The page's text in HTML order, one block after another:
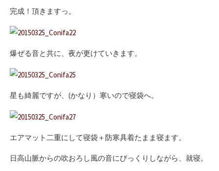
完成！頂きますっ。
爆ぜる音と共に、夜が更けていきます。
星も綺麗ですが、(かなり）寒いので寝袋へ。
エアマット二重にして寝袋＋防寒具着たまま寝ます。
日高山脈からの吹おろし風の音にびっくりしながら、就寝。